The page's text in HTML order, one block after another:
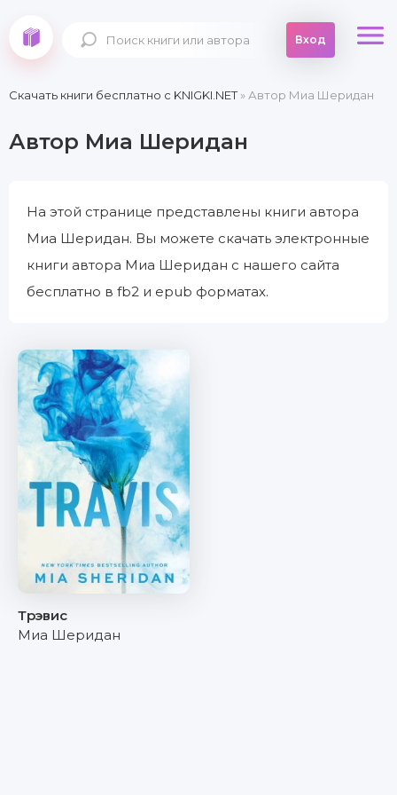
Вход
Скачать книги бесплатно c KNIGKI.NET» Автор Миа Шеридан
Автор Миа Шеридан
На этой странице представлены книги автора
Миа Шеридан. Вы можете скачать электронные
книги автора Миа Шеридан с нашего сайта
бесплатно в fb2 и epub форматах.
Трэвис
Миа Шеридан